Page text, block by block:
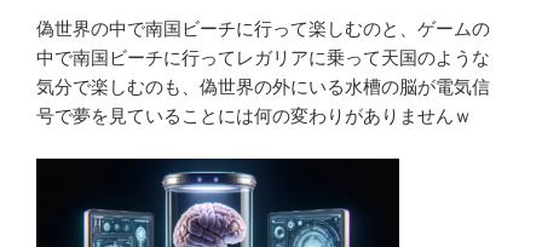
偽世界の中で南国ビーチに行って楽しむのと、ゲームの
中で南国ビーチに行ってレガリアに乗って天国のような
気分で楽しむのも、偽世界の外にいる水槽の脳が電気信
号で夢を見ていることには何の変わりがありませんｗ